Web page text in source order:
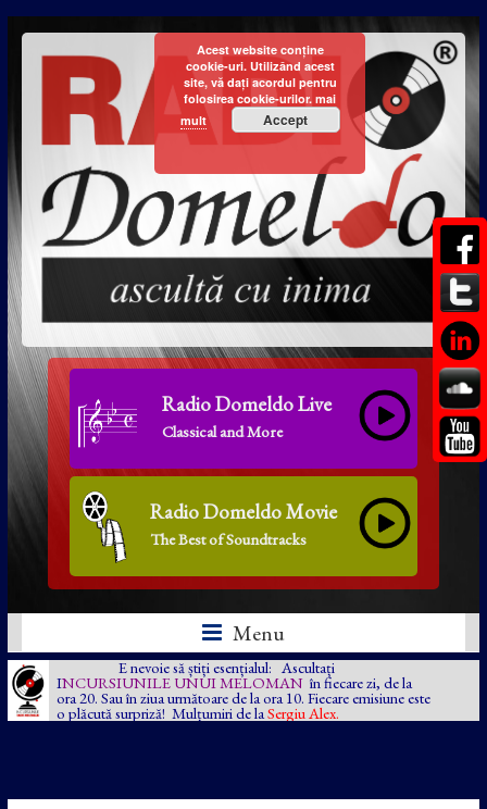
Radio Domeldo Live
Classical and More
Radio Domeldo Movie
The Best of Soundtracks
Menu
E nevoie să știți esențialul: Ascultați
INCURSIUNILE UNUI MELOMAN în fiecare zi, de la
ora 20. Sau în ziua următoare de la ora 10. Fiecare emisiune este
o plăcută surpriză! Mulțumiri de la Sergiu Alex.
Acest website conține
cookie-uri. Utilizând acest
site, vă dați acordul pentru
folosirea cookie-urilor. mai
mult
Accept